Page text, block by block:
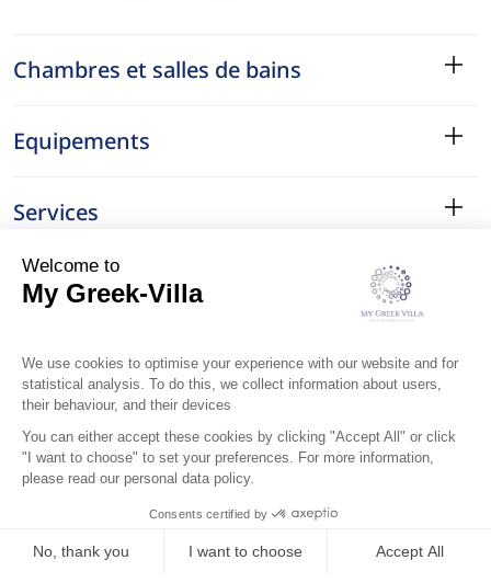
Chambres et salles de bains
Equipements
Services
Le Quartier
Localisation